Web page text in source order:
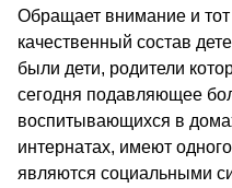
Обращает внимание и тот
качественный состав
были дети, родители
сегодня подавляющее
воспитывающихся в
интернатах, имеют
являются социальными